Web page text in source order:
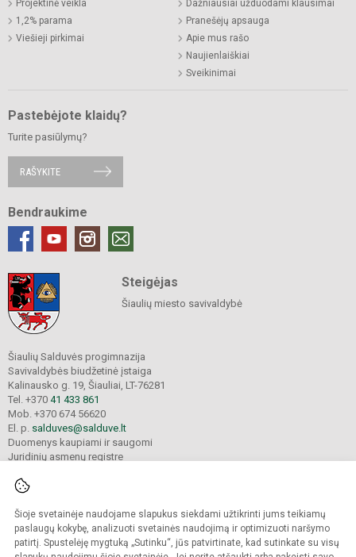
Šioje svetainėje naudojame slapukus siekdami užtikrinti jums teikiamų
paslaugų kokybę, analizuoti svetainės naudojimą ir optimizuoti naršymo
patirtį. Spustelėję mygtuką „Sutinku“, jūs patvirtinate, kad sutinkate su visų
Projektinė veikla
1,2% parama
Viešieji pirkimai
Dažniausiai užduodami klausimai
Pranešėjų apsauga
Apie mus rašo
Naujienlaiškiai
Sveikinimai
Pastebėjote klaidų?
Turite pasiūlymų?
RAŠYKITE
Bendraukime
Steigėjas
Šiaulių miesto savivaldybė
Šiaulių Salduvės progimnazija
Savivaldybės biudžetinė įstaiga
Kalinausko g. 19, Šiauliai, LT-76281
Tel. +370 41 433 861
Mob. +370 674 56620
El. p. salduves@salduve.lt
Duomenys kaupiami ir saugomi
Juridinių asmenų registre
© 2026. Šiaulių Salduvės progimnazija. Visos teisės saugomos.
Kopijuoti turinį be raštiško įstaigos administracijos sutikimo griežtai draudžiama.